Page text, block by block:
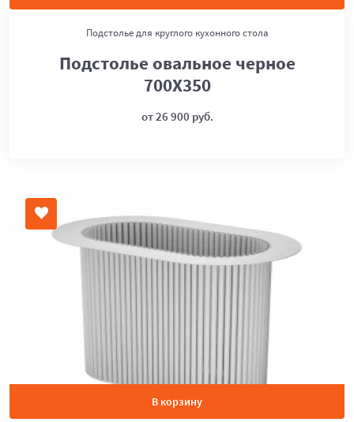
Подстолье для круглого кухонного стола
Подстолье овальное черное
700Х350
от 26 900 руб.
В корзину